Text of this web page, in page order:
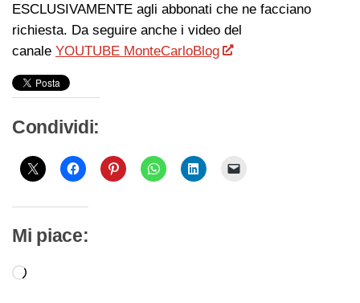
ESCLUSIVAMENTE agli abbonati che ne facciano
richiesta. Da seguire anche i video del
canale YOUTUBE MonteCarloBlog
Condividi:
Mi piace:
Caricamento